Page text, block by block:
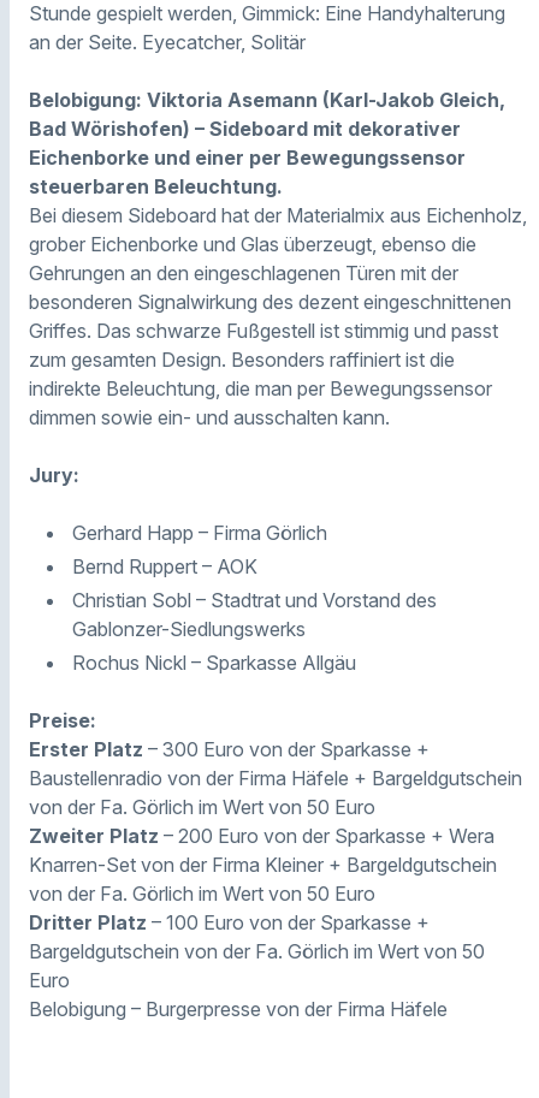
Stunde gespielt werden, Gimmick: Eine Handyhalterung
an der Seite. Eyecatcher, Solitär
Belobigung: Viktoria Asemann (Karl-Jakob Gleich,
Bad Wörishofen) – Sideboard mit dekorativer
Eichenborke und einer per Bewegungssensor
steuerbaren Beleuchtung.
Bei diesem Sideboard hat der Materialmix aus Eichenholz,
grober Eichenborke und Glas überzeugt, ebenso die
Gehrungen an den eingeschlagenen Türen mit der
besonderen Signalwirkung des dezent eingeschnittenen
Griffes. Das schwarze Fußgestell ist stimmig und passt
zum gesamten Design. Besonders raffiniert ist die
indirekte Beleuchtung, die man per Bewegungssensor
dimmen sowie ein- und ausschalten kann.
Jury:
Gerhard Happ – Firma Görlich
Bernd Ruppert – AOK
Christian Sobl – Stadtrat und Vorstand des
Gablonzer-Siedlungswerks
Rochus Nickl – Sparkasse Allgäu
Preise:
Erster Platz – 300 Euro von der Sparkasse +
Baustellenradio von der Firma Häfele + Bargeldgutschein
von der Fa. Görlich im Wert von 50 Euro
Zweiter Platz – 200 Euro von der Sparkasse + Wera
Knarren-Set von der Firma Kleiner + Bargeldgutschein
von der Fa. Görlich im Wert von 50 Euro
Dritter Platz – 100 Euro von der Sparkasse +
Bargeldgutschein von der Fa. Görlich im Wert von 50
Euro
Belobigung – Burgerpresse von der Firma Häfele